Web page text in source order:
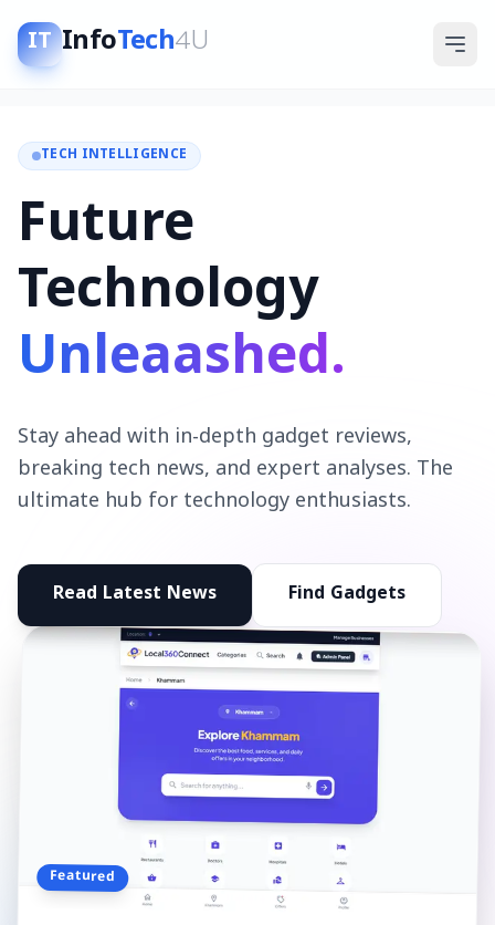
IT InfoTech4U
TECH INTELLIGENCE
Future
Technology
Unleaashed.
Stay ahead with in-depth gadget reviews,
breaking tech news, and expert analyses. The
ultimate hub for technology enthusiasts.
Read Latest News Find Gadgets
Featured